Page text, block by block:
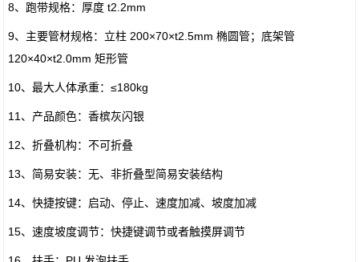
8、跑带规格：厚度 t2.2mm
9、主要管材规格：立柱 200×70×t2.5mm 椭圆管；底架管
120×40×t2.0mm 矩形管
10、最大人体承重：≤180kg
11、产品颜色：香槟灰闪银
12、折叠机构：不可折叠
13、简易安装：无、非折叠型简易安装结构
14、快捷按键：启动、停止、速度加减、坡度加减
15、速度坡度调节：快捷键调节或者触摸屏调节